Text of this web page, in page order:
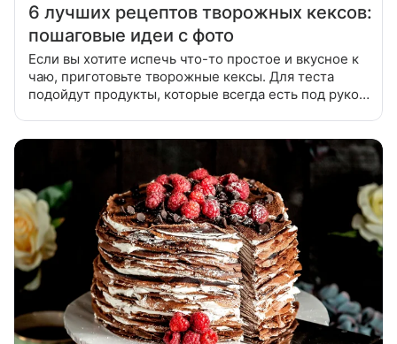
6 лучших рецептов творожных кексов:
пошаговые идеи с фото
Если вы хотите испечь что-то простое и вкусное к
чаю, приготовьте творожные кексы. Для теста
подойдут продукты, которые всегда есть под рукой.